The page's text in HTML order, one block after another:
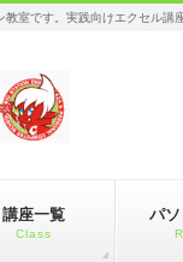
室です。実践向けエクセル講
講座一覧
Class
パ